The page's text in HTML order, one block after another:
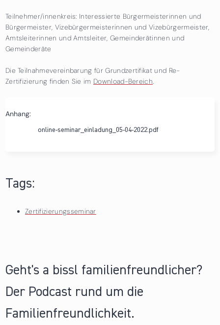
Teilnehmer/innenkreis: Interessierte Bürgermeisterinnen und
Bürgermeister, Vizebürgermeisterinnen und Vizebürgermeister,
Amtsleiterinnen und Amtsleiter, Gemeinderätinnen und
Gemeinderäte
Die Teilnahmevereinbarung für Grundzertifikat und Re-
Zertifizierung finden Sie im Download-Bereich.
Anhang:
online-seminar_einladung_05-04-2022.pdf
Tags:
Zertifizierungsseminar
Geht's a bissl familienfreundlicher?
Der Podcast rund um die
Familienfreundlichkeit.